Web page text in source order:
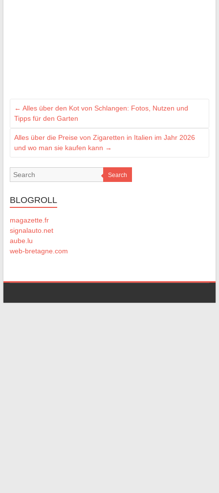
← Alles über den Kot von Schlangen: Fotos, Nutzen und
Tipps für den Garten
Alles über die Preise von Zigaretten in Italien im Jahr 2026
und wo man sie kaufen kann →
Search
BLOGROLL
magazette.fr
signalauto.net
aube.lu
web-bretagne.com